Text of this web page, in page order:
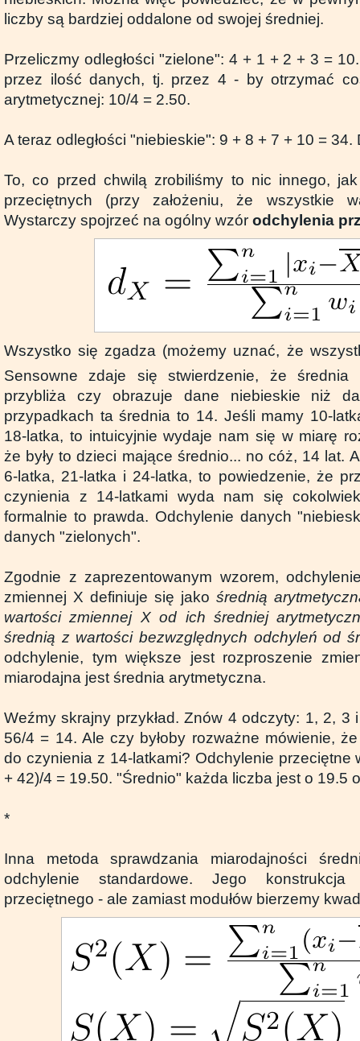
liczby są bardziej oddalone od swojej średniej.
Przeliczmy odległości "zielone": 4 + 1 + 2 + 3 =
przez ilość danych, tj. przez 4 - by otrzymać
arytmetycznej: 10/4 = 2.50.
A teraz odległości "niebieskie": 9 + 8 + 7 + 10 = 34.
To, co przed chwilą zrobiliśmy to nic innego,
przeciętnych (przy założeniu, że wszystkie
Wystarczy spojrzeć na ogólny wzór odchylenia
Wszystko się zgadza (możemy uznać, że
Sensowne zdaje się stwierdzenie, że średnia
przybliża czy obrazuje dane niebieskie niż
przypadkach ta średnia to 14. Jeśli mamy 10-
18-latka, to intuicyjnie wydaje nam się w miarę
że były to dzieci mające średnio... no cóż, 14 lat.
6-latka, 21-latka i 24-latka, to powiedzenie, że
czynienia z 14-latkami wyda nam się
formalnie to prawda. Odchylenie danych
danych "zielonych".
Zgodnie z zaprezentowanym wzorem,
zmiennej X definiuje się jako średnią
wartości zmiennej X od ich średniej
średnią z wartości bezwzględnych odchyleń od
odchylenie, tym większe jest rozproszenie
miarodajna jest średnia arytmetyczna.
Weźmy skrajny przykład. Znów 4 odczyty: 1, 2, 3
56/4 = 14. Ale czy byłoby rozważne mówienie,
do czynienia z 14-latkami? Odchylenie przeciętne
+ 42)/4 = 19.50. "Średnio" każda liczba jest o 19.5
*
Inna metoda sprawdzania miarodajności
odchylenie standardowe. Jego
przeciętnego - ale zamiast modułów bierzemy